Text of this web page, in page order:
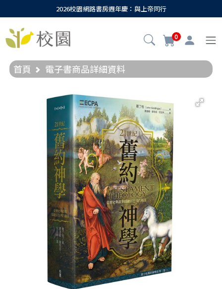
2026校園網路書房週年慶：與上帝同行
0
首頁 電子書商品詳細資料